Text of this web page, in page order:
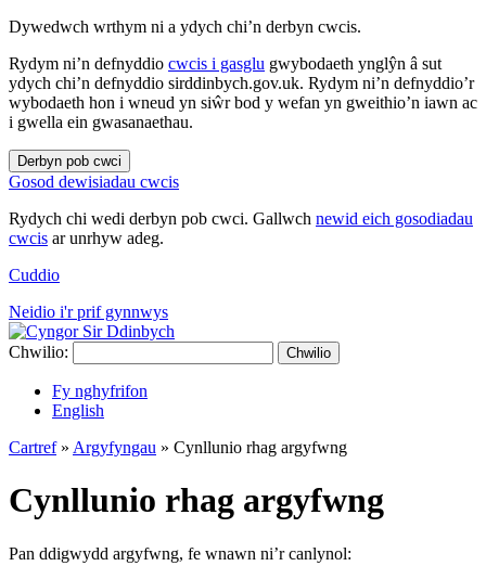
Dywedwch wrthym ni a ydych chi’n derbyn cwcis.
Rydym ni’n defnyddio cwcis i gasglu gwybodaeth ynglŷn â sut
ydych chi’n defnyddio sirddinbych.gov.uk. Rydym ni’n defnyddio’r
wybodaeth hon i wneud yn siŵr bod y wefan yn gweithio’n iawn ac
i gwella ein gwasanaethau.
Derbyn pob cwci
Gosod dewisiadau cwcis
Rydych chi wedi derbyn pob cwci. Gallwch newid eich gosodiadau
cwcis ar unrhyw adeg.
Cuddio
Neidio i'r prif gynnwys
Chwilio: Chwilio
Fy nghyfrifon
English
Cartref» Argyfyngau » Cynllunio rhag argyfwng
Cynllunio rhag argyfwng
Pan ddigwydd argyfwng, fe wnawn ni’r canlynol: